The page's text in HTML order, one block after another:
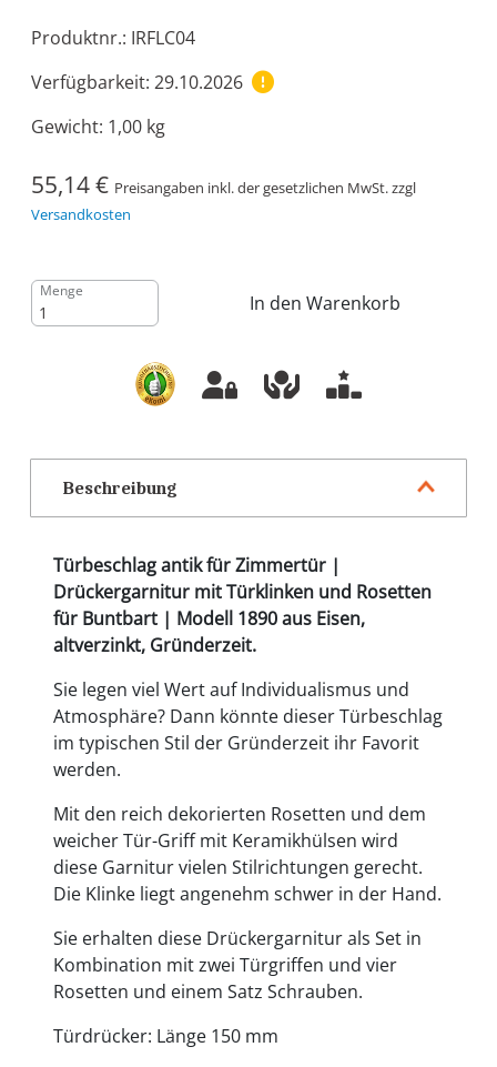
Produktnr.: IRFLC04
Verfügbarkeit: 29.10.2026
Gewicht: 1,00 kg
55,14 € Preisangaben inkl. der gesetzlichen MwSt. zzgl
Versandkosten
Menge
In den Warenkorb
Beschreibung
Türbeschlag antik für Zimmertür |
Drückergarnitur mit Türklinken und Rosetten
für Buntbart | Modell 1890 aus Eisen,
altverzinkt, Gründerzeit.
Sie legen viel Wert auf Individualismus und
Atmosphäre? Dann könnte dieser Türbeschlag
im typischen Stil der Gründerzeit ihr Favorit
werden.
Mit den reich dekorierten Rosetten und dem
weicher Tür-Griff mit Keramikhülsen wird
diese Garnitur vielen Stilrichtungen gerecht.
Die Klinke liegt angenehm schwer in der Hand.
Sie erhalten diese Drückergarnitur als Set in
Kombination mit zwei Türgriffen und vier
Rosetten und einem Satz Schrauben.
Türdrücker: Länge 150 mm